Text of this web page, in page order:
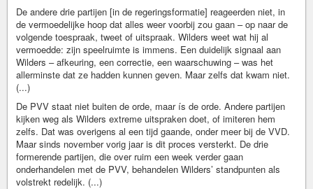
De andere drie partijen [in de regeringsformatie] reageerden niet, in
de vermoedelijke hoop dat alles weer voorbij zou gaan – op naar de
volgende toespraak, tweet of uitspraak. Wilders weet wat hij al
vermoedde: zijn speelruimte is immens. Een duidelijk signaal aan
Wilders – afkeuring, een correctie, een waarschuwing – was het
allerminste dat ze hadden kunnen geven. Maar zelfs dat kwam niet.
(...)
De PVV staat niet buiten de orde, maar ís de orde. Andere partijen
kijken weg als Wilders extreme uitspraken doet, of imiteren hem
zelfs. Dat was overigens al een tijd gaande, onder meer bij de VVD.
Maar sinds november vorig jaar is dit proces versterkt. De drie
formerende partijen, die over ruim een week verder gaan
onderhandelen met de PVV, behandelen Wilders’ standpunten als
volstrekt redelijk. (...)